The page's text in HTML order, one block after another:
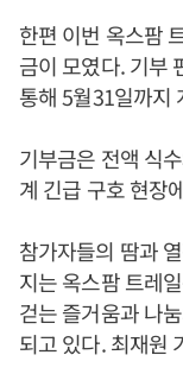
한편 이번 옥스팜
금이 모였다. 기부
통해 5월31일까지
기부금은 전액 식
계 긴급 구호 현장
참가자들의 땀과
지는 옥스팜 트레
걷는 즐거움과 나
되고 있다. 최재원